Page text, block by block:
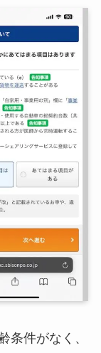
条件がなく、